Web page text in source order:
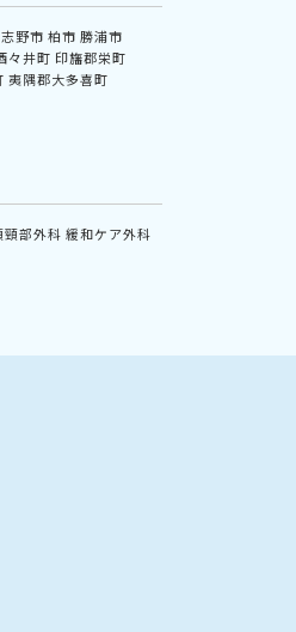
野市 柏市 勝浦市
々井町 印旛郡栄町
夷隅郡大多喜町
頸部外科 緩和ケア外科